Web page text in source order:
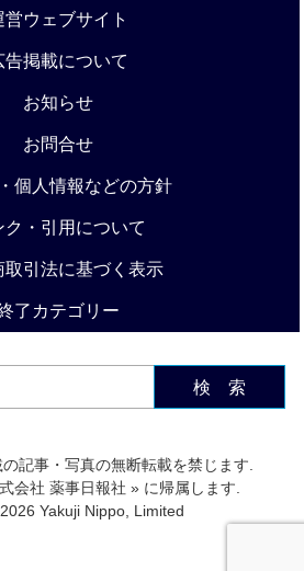
営ウェブサイト
告掲載について
お知らせ
お問合せ
個人情報などの方針
ク・引用について
取引法に基づく表示
了カテゴリー
検 索
記事・写真の無断転載を禁じます.
会社 薬事日報社 » に帰属します.
Yakuji Nippo, Limited